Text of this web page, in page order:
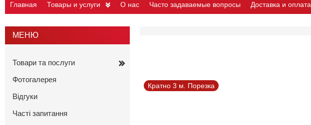
Главная Товары и услуги О нас Часто задаваемые вопросы Доставка и оплата
Кратно 3 м. Порезка
Товари та послуги
Фотогалерея
Відгуки
Часті запитання